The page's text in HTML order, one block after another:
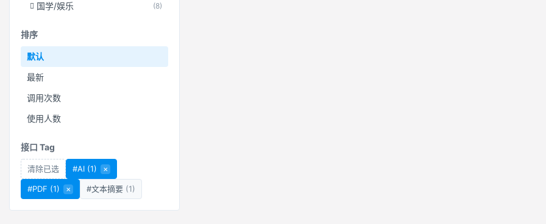
国学/娱乐 (8)
排序
默认
最新
调用次数
使用人数
接口 Tag
清除已选 #AI (1) ×
#PDF (1) × #文本摘要 (1)